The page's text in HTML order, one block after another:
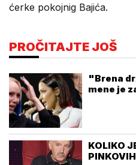
ćerke pokojnig Bajića.
PROČITAJTE JOŠ
"Brena
mene je
KOLIKO